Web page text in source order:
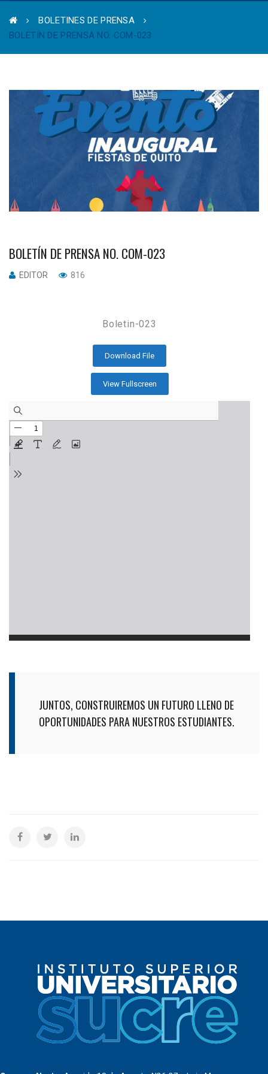
BOLETINES DE PRENSA
BOLETÍN DE PRENSA NO. COM-023
BOLETÍN DE PRENSA NO. COM-023
EDITOR 816
Boletin-023
Download File
View Fullscreen
JUNTOS, CONSTRUIREMOS UN FUTURO LLENO DE
OPORTUNIDADES PARA NUESTROS ESTUDIANTES.